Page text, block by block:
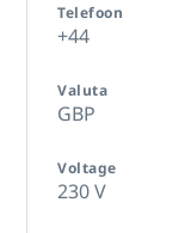
Telefoon
+44
Valuta
GBP
Voltage
230 V